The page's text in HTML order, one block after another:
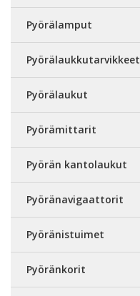
Pyörälamput
Pyörälaukkutarvikkeet
Pyörälaukut
Pyörämittarit
Pyörän kantolaukut
Pyöränavigaattorit
Pyöränistuimet
Pyöränkorit